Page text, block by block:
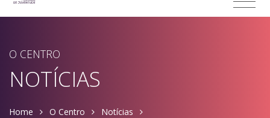
O CENTRO
NOTÍCIAS
Home O Centro
Notícias